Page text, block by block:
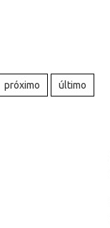
próximo último